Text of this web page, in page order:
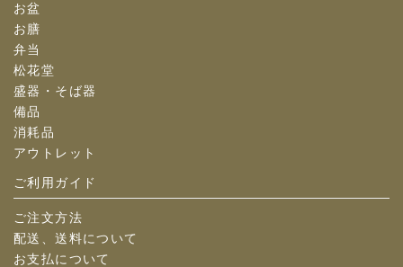
お盆
お膳
弁当
松花堂
盛器・そば器
備品
消耗品
アウトレット
ご利用ガイド
ご注文方法
配送、送料について
お支払について